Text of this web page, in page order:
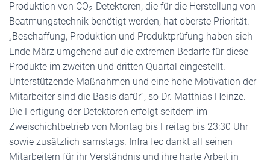
Produktion von CO2-Detektoren, die für die Herstellung von
Beatmungstechnik benötigt werden, hat oberste Priorität.
„Beschaffung, Produktion und Produktprüfung haben sich
Ende März umgehend auf die extremen Bedarfe für diese
Produkte im zweiten und dritten Quartal eingestellt.
Unterstützende Maßnahmen und eine hohe Motivation der
Mitarbeiter sind die Basis dafür“, so Dr. Matthias Heinze.
Die Fertigung der Detektoren erfolgt seitdem im
Zweischichtbetrieb von Montag bis Freitag bis 23:30 Uhr
sowie zusätzlich samstags. InfraTec dankt all seinen
Mitarbeitern für ihr Verständnis und ihre harte Arbeit in